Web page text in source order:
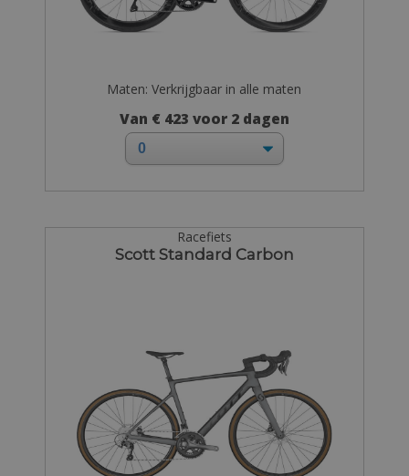
Maten: Verkrijgbaar in alle maten
Van € 423 voor 2 dagen
Racefiets
Scott Standard Carbon